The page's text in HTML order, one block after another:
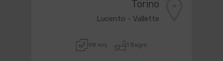
Torino
Lucento - Vallette
98 mq 1 Bagni